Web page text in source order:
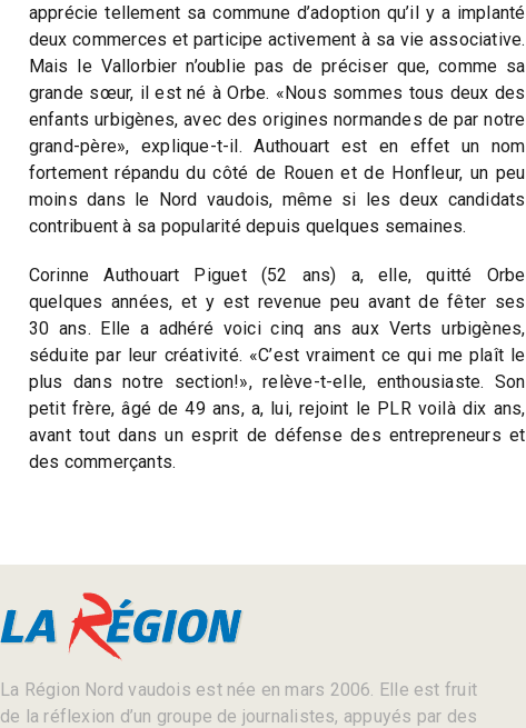
apprécie tellement sa commune d’adoption qu’il y a implanté
deux commerces et participe activement à sa vie associative.
Mais le Vallorbier n’oublie pas de préciser que, comme sa
grande sœur, il est né à Orbe. «Nous sommes tous deux des
enfants urbigènes, avec des origines normandes de par notre
grand-père», explique-t-il. Authouart est en effet un nom
fortement répandu du côté de Rouen et de Honfleur, un peu
moins dans le Nord vaudois, même si les deux candidats
contribuent à sa popularité depuis quelques semaines.
Corinne Authouart Piguet (52 ans) a, elle, quitté Orbe
quelques années, et y est revenue peu avant de fêter ses
30 ans. Elle a adhéré voici cinq ans aux Verts urbigènes,
séduite par leur créativité. «C’est vraiment ce qui me plaît le
plus dans notre section!», relève-t-elle, enthousiaste. Son
petit frère, âgé de 49 ans, a, lui, rejoint le PLR voilà dix ans,
avant tout dans un esprit de défense des entrepreneurs et
des commerçants.
La Région Nord vaudois est née en mars 2006. Elle est fruit
de la réflexion d’un groupe de journalistes, appuyés par des